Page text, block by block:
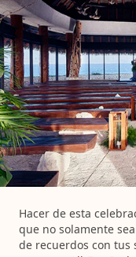
Hacer de esta
que no solamente
de recuerdos con tus